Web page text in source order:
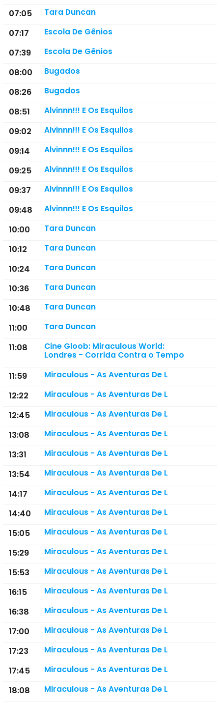
07:05 Tara Duncan
07:17 Escola De Gênios
07:39 Escola De Gênios
08:00 Bugados
08:26 Bugados
08:51 Alvinnn!!! E Os Esquilos
09:02 Alvinnn!!! E Os Esquilos
09:14 Alvinnn!!! E Os Esquilos
09:25 Alvinnn!!! E Os Esquilos
09:37 Alvinnn!!! E Os Esquilos
09:48 Alvinnn!!! E Os Esquilos
10:00 Tara Duncan
10:12 Tara Duncan
10:24 Tara Duncan
10:36 Tara Duncan
10:48 Tara Duncan
11:00 Tara Duncan
11:08
Cine Gloob: Miraculous World:
Londres - Corrida Contra o Tempo
11:59 Miraculous - As Aventuras De L
12:22 Miraculous - As Aventuras De L
12:45 Miraculous - As Aventuras De L
13:08 Miraculous - As Aventuras De L
13:31 Miraculous - As Aventuras De L
13:54 Miraculous - As Aventuras De L
14:17 Miraculous - As Aventuras De L
14:40 Miraculous - As Aventuras De L
15:05 Miraculous - As Aventuras De L
15:29 Miraculous - As Aventuras De L
15:53 Miraculous - As Aventuras De L
16:15 Miraculous - As Aventuras De L
16:38 Miraculous - As Aventuras De L
17:00 Miraculous - As Aventuras De L
17:23 Miraculous - As Aventuras De L
17:45 Miraculous - As Aventuras De L
18:08 Miraculous - As Aventuras De L